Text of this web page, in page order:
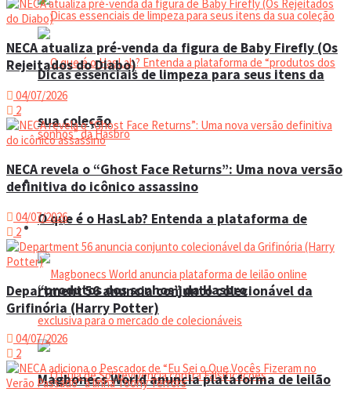
O que é o HasLab? Entenda a plataforma de
“produtos dos sonhos” da Hasbro
Dicas essenciais de limpeza para seus itens da
sua coleção
Espaço do colecionador
Eventos
Magbonecs World anuncia plataforma de leilão
NECA atualiza pré-venda da figura de Baby Firefly (Os
Rejeitados do Diabo)
04/07/2026
2
NECA revela o “Ghost Face Returns”: Uma nova versão
definitiva do icônico assassino
04/07/2026
2
Department 56 anuncia conjunto colecionável da
Grifinória (Harry Potter)
04/07/2026
2